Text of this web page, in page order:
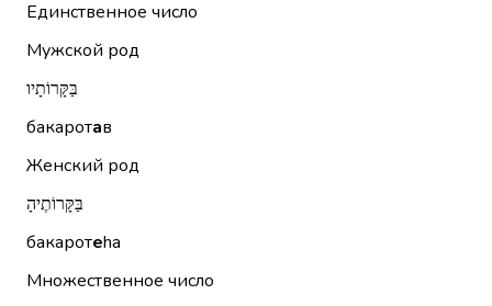
Единственное число
Мужской род
בַּקָּרוֹתָיו
бакаротав
Женский род
בַּקָּרוֹתֶיהָ
бакаротеhа
Множественное число